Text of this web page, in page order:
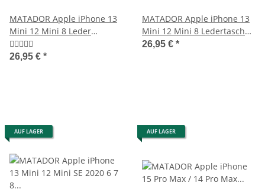
MATADOR Apple iPhone 13
Mini 12 Mini 8 Leder
Quertasche Braun
26,95 € *
MATADOR Apple iPhone 13
Mini 12 Mini 8 Ledertasche
Hell-Braun
26,95 € *
AUF LAGER AUF LAGER